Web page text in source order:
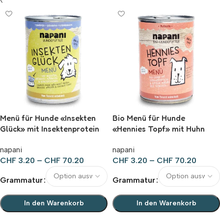
Menü für Hunde «Insekten
Glück» mit Insektenprotein
napani
CHF 3.20 – CHF 70.20
Grammatur
In den Warenkorb
Bio Menü für Hunde
«Hennies Topf» mit Huhn
napani
CHF 3.20 – CHF 70.20
Grammatur
In den Warenkorb